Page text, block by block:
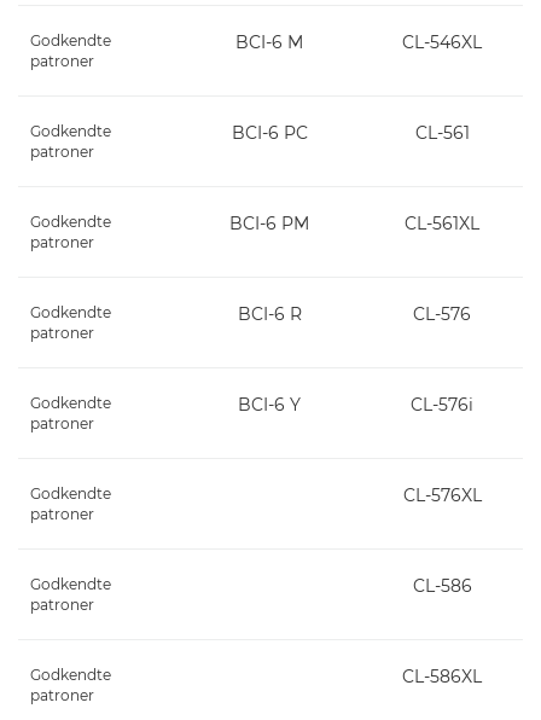
Godkendte
patroner
BCI-6 M CL-546XL
Godkendte
patroner
BCI-6 PC CL-561
Godkendte
patroner
BCI-6 PM CL-561XL
Godkendte
patroner
BCI-6 R CL-576
Godkendte
patroner
BCI-6 Y CL-576i
Godkendte
patroner
CL-576XL
Godkendte
patroner
CL-586
Godkendte
patroner
CL-586XL